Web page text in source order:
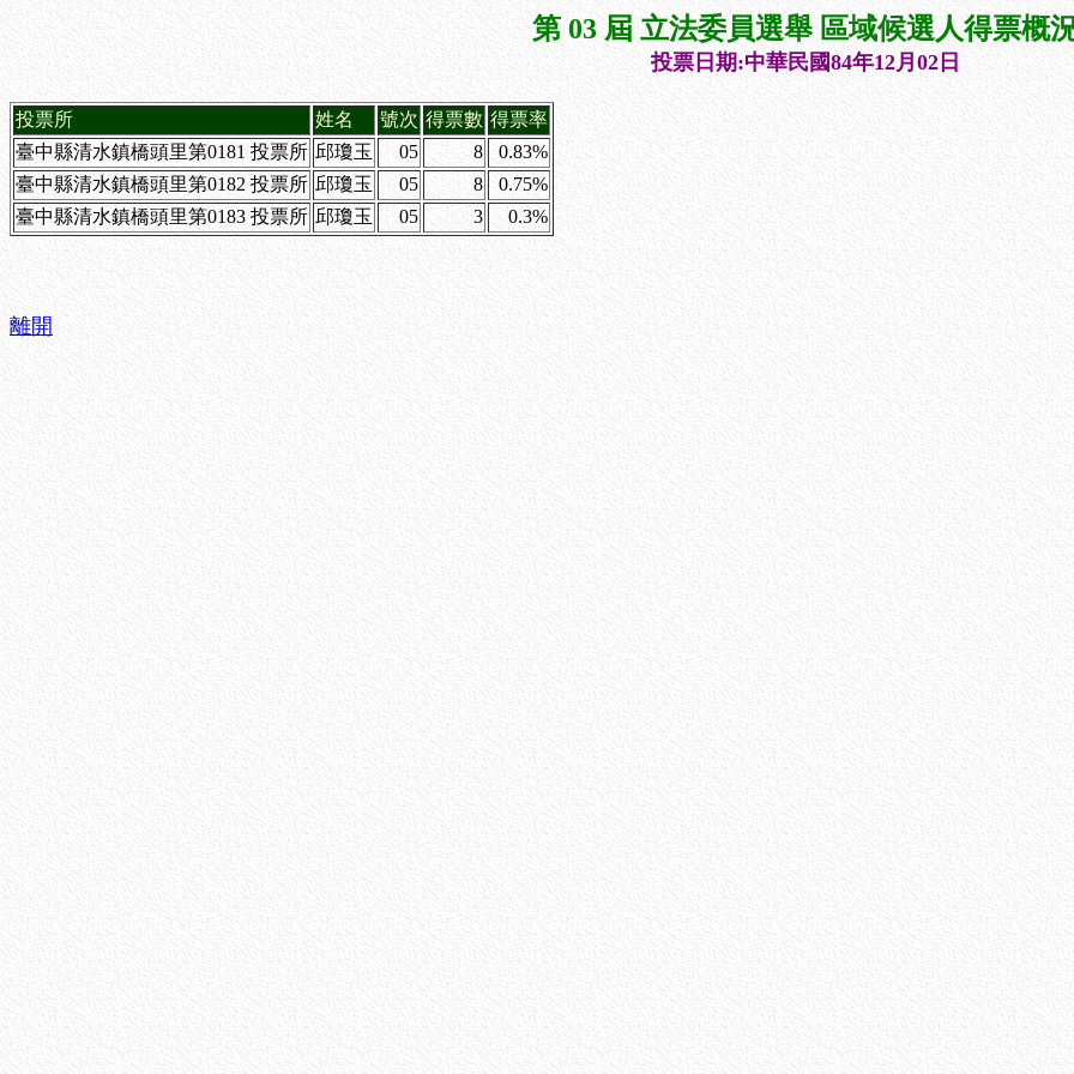
第 03 屆 立法委員選舉 區域候選人得票概
投票日期:中華民國84年12月02日
投票所 姓名 號次 得票數 得票率
臺中縣清水鎮橋頭里第0181 投票所 邱瓊玉 05 8
0.83%
臺中縣清水鎮橋頭里第0182 投票所 邱瓊玉 05 8
0.75%
臺中縣清水鎮橋頭里第0183 投票所 邱瓊玉 05 3 0.3%
離開